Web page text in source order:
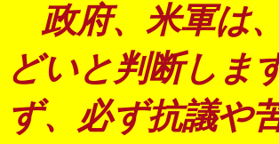
政府、米軍は
どいと判断しま
ず、必ず抗議や